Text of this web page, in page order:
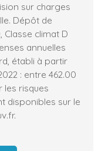
sur charges
Dépôt de
Classe climat D
annuelles
établi à partir
: entre 462.00
les risques
disponibles sur le